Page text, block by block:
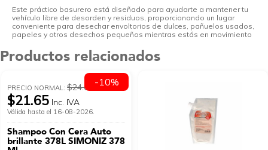
Este práctico basurero está diseñado para ayudarte a mantener tu
vehículo libre de desorden y residuos, proporcionando un lugar
conveniente para desechar envoltorios de dulces, pañuelos usados,
papeles y otros desechos pequeños mientras estás en movimiento
Productos relacionados
PRECIO NORMAL:$24.05
$21.65 Inc. IVA
Válida hasta el 16-08-2026.
Shampoo Con Cera Auto
brillante 378L SIMONIZ 378
-10%